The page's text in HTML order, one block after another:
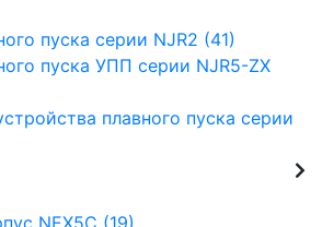
пуска серии NJR2 (41)
пуска УПП серии NJR5-ZX
плавного пуска серии
NEX5C (19)